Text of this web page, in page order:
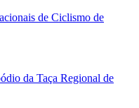
de Ciclismo de
da Taça Regional de